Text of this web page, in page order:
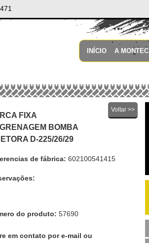
INÍCIO A MONTEC
Voltar >>
FIXA
BOMBA
D-225/26/29
de fábrica: 602100541415
do produto: 57690
em contato por e-mail ou